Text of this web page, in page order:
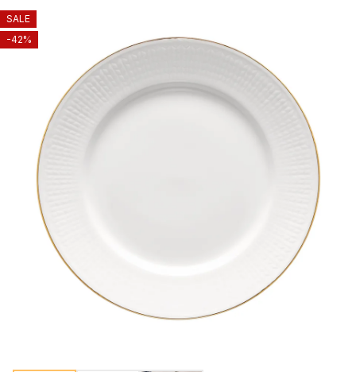
SALE
-42%